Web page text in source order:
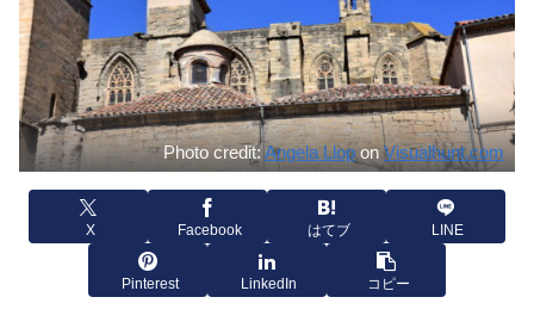
Photo credit:Angela LloponVisualhunt.com
X Facebook はてブ LINE
Pinterest LinkedIn コピー